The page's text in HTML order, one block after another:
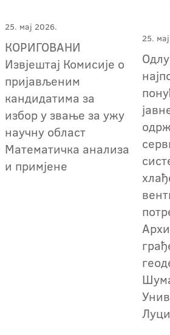
25. мај 2026.
КОРИГОВАНИ
Извјештај Комисије о
пријављеним
кандидатима за
избор у звање за ужу
научну област
Математичка анализа
и примјене
25.
Луци